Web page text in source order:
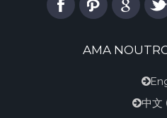
AMA
中文